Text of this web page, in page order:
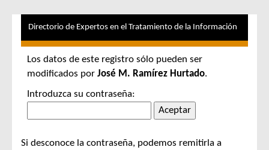
Directorio de Expertos en el Tratamiento de la Información
Los datos de este registro sólo pueden ser
modificados por José M. Ramírez Hurtado.
Introduzca su contraseña:
Si desconoce la contraseña, podemos remitirla a